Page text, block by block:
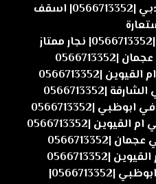
تركيب فورسيلنج في دبي |0566713352| اسقف
|0566713352
|0566713352
|0566713352
|0566713352
|0566713352